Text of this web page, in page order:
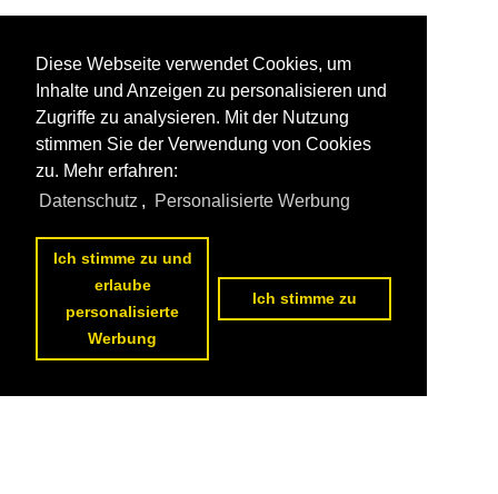
Diese Webseite verwendet Cookies, um
Inhalte und Anzeigen zu personalisieren und
Zugriffe zu analysieren. Mit der Nutzung
stimmen Sie der Verwendung von Cookies
zu. Mehr erfahren:
Datenschutz , Personalisierte Werbung
Ich stimme zu und
erlaube
personalisierte
Werbung
Ich stimme zu